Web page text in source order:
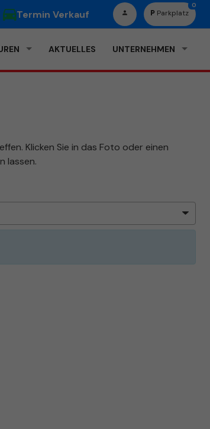
Termin Verkauf Parkplatz
0
AKTUELLES UNTERNEHMEN
Klicken Sie in das Foto oder einen
lassen.